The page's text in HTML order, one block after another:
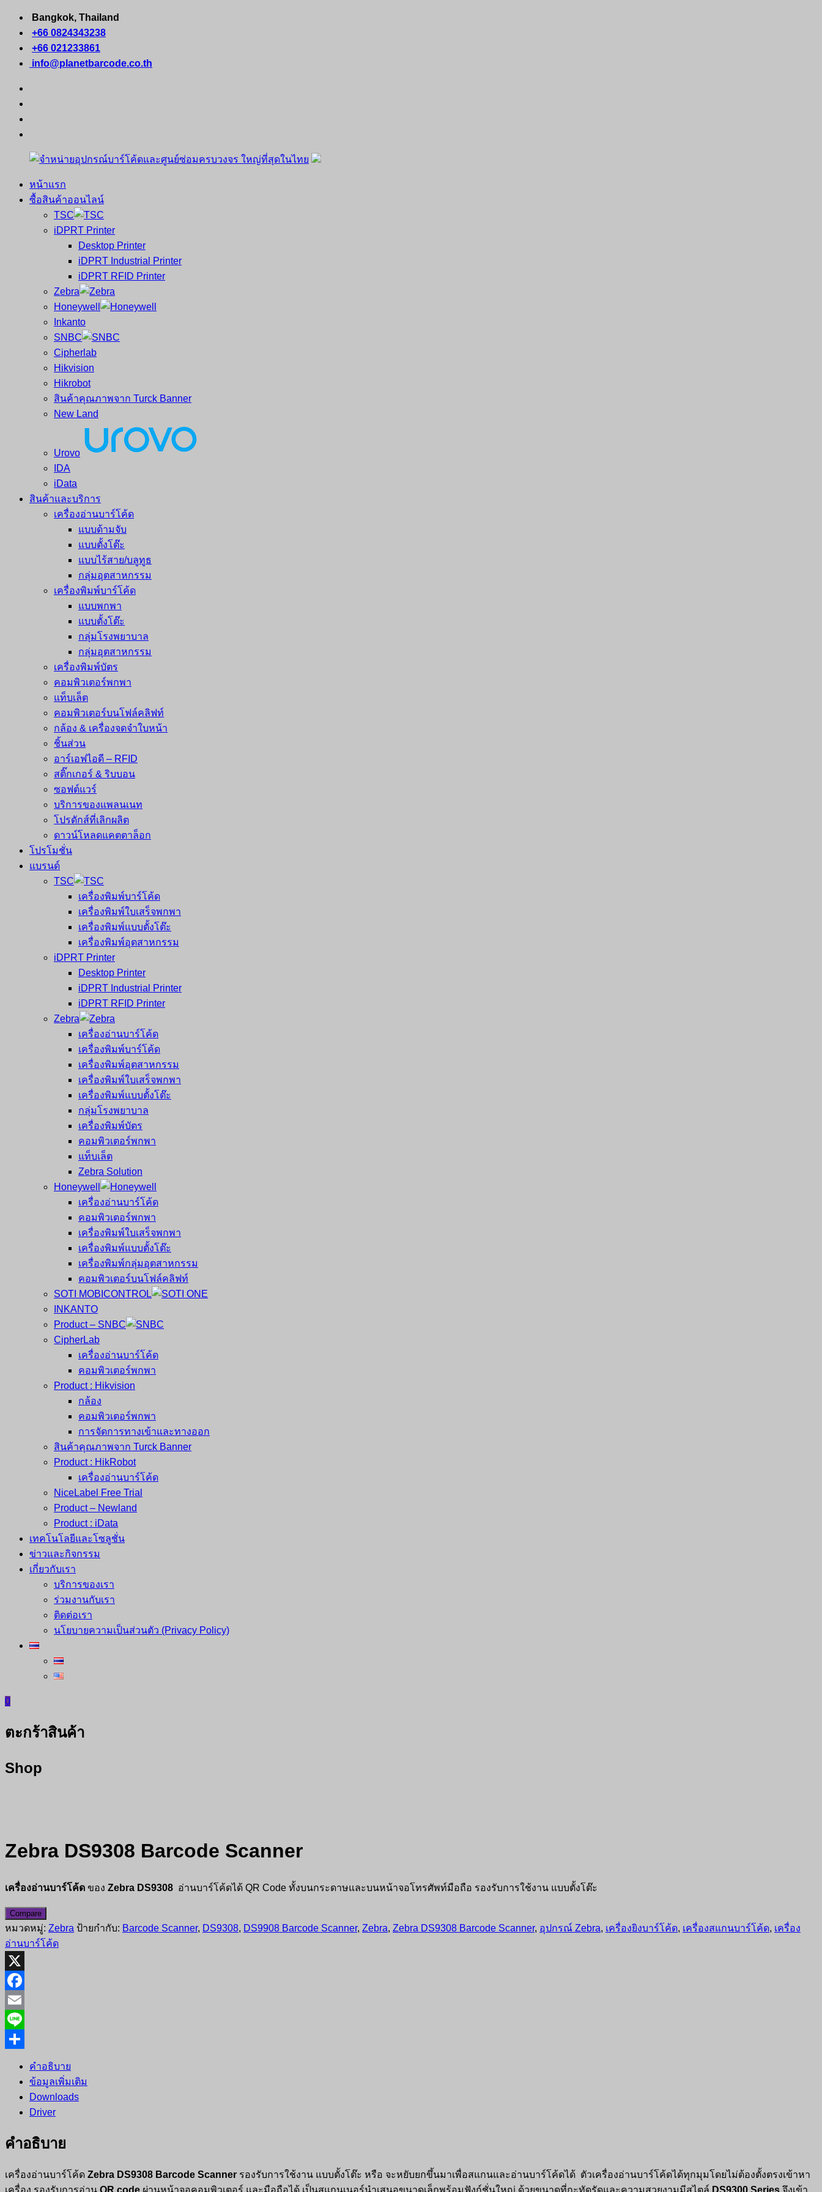
Skip
content
Bangkok, Thailand
+66 0824343238
+66 021233861
info@planetbarcode.co.th
จำหน่าย
คอมพิวเตอร์
หน้าแรก
ซื้อสินค้าออนไลน์
TSC
iDPRT Printer
Desktop Printer
iDPRT Industrial Printer
iDPRT RFID Printer
Zebra
Honeywell
Inkanto
SNBC
Cipherlab
Hikvision
Hikrobot
สินค้าคุณภาพจาก Turck Banner
New Land
Urovo
IDA
iData
สินค้าและบริการ
เครื่องอ่านบาร์โค้ด
แบบด้ามจับ
แบบตั้งโต๊ะ
แบบไร้สาย/บลูทูธ
กลุ่มอุตสาหกรรม
เครื่องพิมพ์บาร์โค้ด
แบบพกพา
แบบตั้งโต๊ะ
กลุ่มโรงพยาบาล
กลุ่มอุตสาหกรรม
เครื่องพิมพ์บัตร
คอมพิวเตอร์พกพา
แท็บเล็ต
คอมพิวเตอร์บนโฟล์คลิฟท์
กล้อง & เครื่องจดจำใบหน้า
ชิ้นส่วน
อาร์เอฟไอดี – RFID
สติ๊กเกอร์ & ริบบอน
ซอฟต์แวร์
บริการของแพลนเนท
โปรดักส์ที่เลิกผลิต
ดาวน์โหลดแคตตาล็อก
โปรโมชั่น
แบรนด์
TSC
เครื่องพิมพ์บาร์โค้ด
เครื่องพิมพ์ใบเสร็จพกพา
เครื่องพิมพ์แบบตั้งโต๊ะ
เครื่องพิมพ์อุตสาหกรรม
iDPRT Printer
Desktop Printer
iDPRT Industrial Printer
iDPRT RFID Printer
Zebra
เครื่องอ่านบาร์โค้ด
เครื่องพิมพ์บาร์โค้ด
เครื่องพิมพ์อุตสาหกรรม
เครื่องพิมพ์ใบเสร็จพกพา
เครื่องพิมพ์แบบตั้งโต๊ะ
กลุ่มโรงพยาบาล
เครื่องพิมพ์บัตร
คอมพิวเตอร์พกพา
แท็บเล็ต
Zebra Solution
Honeywell
เครื่องอ่านบาร์โค้ด
คอมพิวเตอร์พกพา
เครื่องพิมพ์ใบเสร็จพกพา
เครื่องพิมพ์แบบตั้งโต๊ะ
เครื่องพิมพ์กลุ่มอุตสาหกรรม
คอมพิวเตอร์บนโฟล์คลิฟท์
SOTI MOBICONTROL
INKANTO
Product – SNBC
CipherLab
เครื่องอ่านบาร์โค้ด
คอมพิวเตอร์พกพา
Product : Hikvision
กล้อง
คอมพิวเตอร์พกพา
การจัดการทางเข้าและทางออก
สินค้าคุณภาพจาก Turck Banner
Product : HikRobot
เครื่องอ่านบาร์โค้ด
NiceLabel Free Trial
Product – Newland
Product : iData
เทคโนโลยีและโซลูชั่น
ข่าวและกิจกรรม
เกี่ยวกับเรา
บริการของเรา
ร่วมงานกับเรา
ติดต่อเรา
นโยบายความเป็นส่วนตัว (Privacy Policy)
0
ตะกร้าสินค้า
Shop
Zebra DS9308 Barcode Scanner
เครื่องอ่านบาร์โค้ด ของ Zebra DS9308 อ่านบาร์โค้ดได้ QR Code ทั้งบนกระดาษและบนหน้าจอโทรศัพท์มือถือ รองรับการใช้งาน แบบตั้งโต๊ะ
Compare
หมวดหมู่: Zebra ป้ายกำกับ: Barcode Scanner, DS9308, DS9908 Barcode Scanner, Zebra, Zebra DS9308 Barcode Scanner, อุปกรณ์ Zebra, เครื่องยิงบาร์โค้ด, เครื่องสแกนบาร์โค้ด, เครื่อง
อ่านบาร์โค้ด
X
Facebook
Email
Line
คำอธิบาย
ข้อมูลเพิ่มเติม
Downloads
Driver
คำอธิบาย
เครื่องอ่านบาร์โค้ด Zebra DS9308 Barcode Scanner รองรับการใช้งาน แบบตั้งโต๊ะ หรือ จะหยับยกขึ้นมาเพื่อสแกนและอ่านบาร์โค้ดได้ ตัวเครื่องอ่านบาร์โค้ดได้ทุกมุมโดยไม่ต้องตั้งตรงเข้าหา